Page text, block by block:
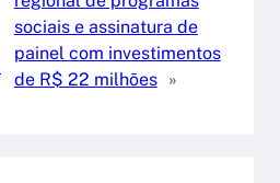
sociais e assinatura de
painel com investimentos
de R$ 22 milhões »